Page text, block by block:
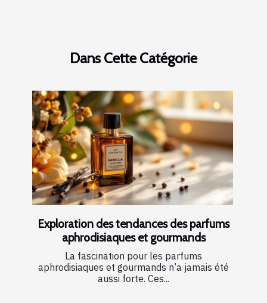
Dans Cette Catégorie
Exploration des tendances des parfums
aphrodisiaques et gourmands
La fascination pour les parfums
aphrodisiaques et gourmands n’a jamais été
aussi forte. Ces...